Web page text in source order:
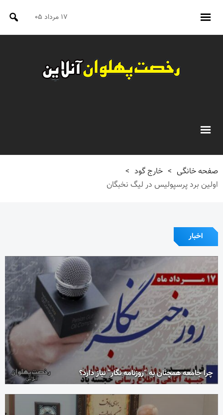
۱۷ مرداد ۰۵
صفحه خانگی > خارج گود >
اولین برد پرسپولیس در لیگ‌ نخبگان
اخبار
چرا جامعه همچنان به “روزنامه نگار” نیاز دارد؟